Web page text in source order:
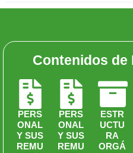
Contenidos de
PERS
ONAL
Y SUS
REMU
PERS
ONAL
Y SUS
REMU
ESTR
UCTU
RA
ORGÁ